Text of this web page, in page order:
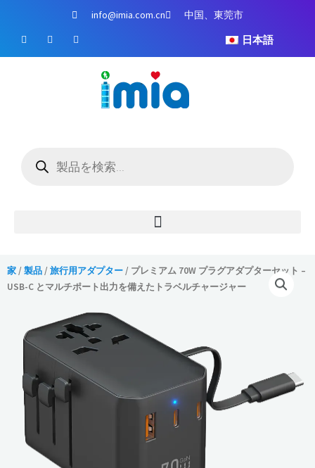
ン
info@imia.com.cn 中国、東莞市
フ
ェ
イ
ユ
ー
チ
イ
ン
ス
日本語
家/製品/旅行用アダプター/ プレミアム 70W プラグアダプターセット –
USB-C とマルチポート出力を備えたトラベルチャージャー